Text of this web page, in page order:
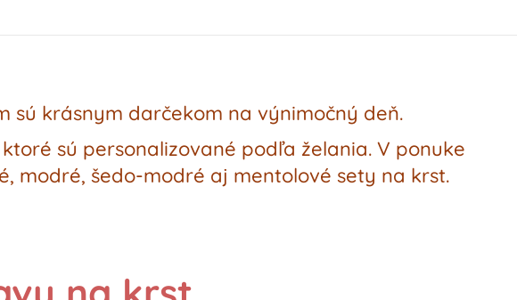
sú krásnym darčekom na výnimočný deň.
sú personalizované podľa želania. V ponuke
modré, šedo-modré aj mentolové sety na krst.